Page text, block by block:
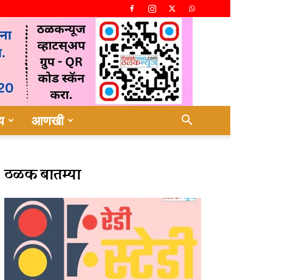
आणखी
ठळक बातम्या